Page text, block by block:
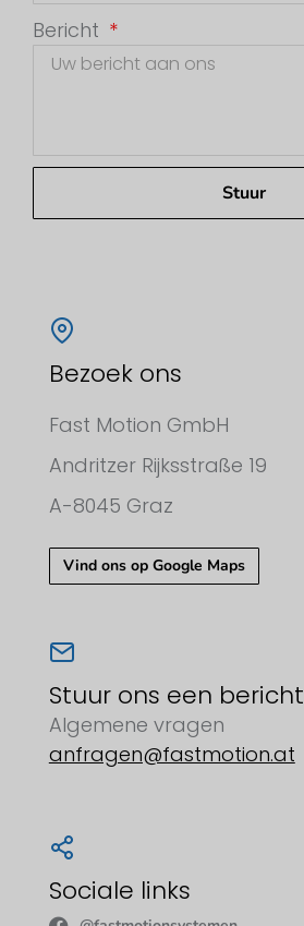
Bericht
Stuur
Bezoek ons
Fast Motion GmbH
Andritzer Rijksstraße 19
A-8045 Graz
Vind ons op Google Maps
Stuur ons een bericht
Algemene vragen
anfragen@fastmotion.at
Sociale links